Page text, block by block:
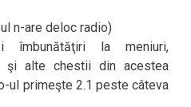
n-are deloc radio)
la meniuri,
şi alte chestii din acestea
ul primeşte 2.1 peste câteva